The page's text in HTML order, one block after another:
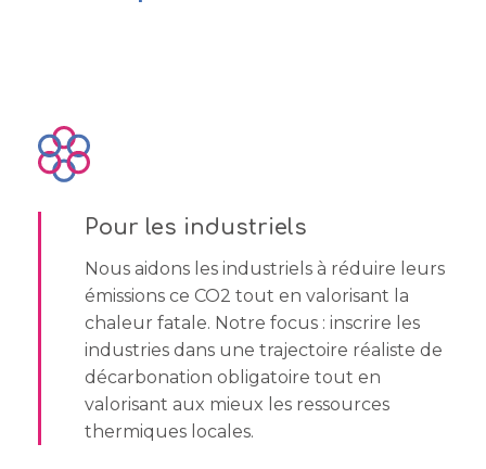
Pour les industriels
Nous aidons les industriels à réduire leurs
émissions ce CO2 tout en valorisant la
chaleur fatale. Notre focus : inscrire les
industries dans une trajectoire réaliste de
décarbonation obligatoire tout en
valorisant aux mieux les ressources
thermiques locales.